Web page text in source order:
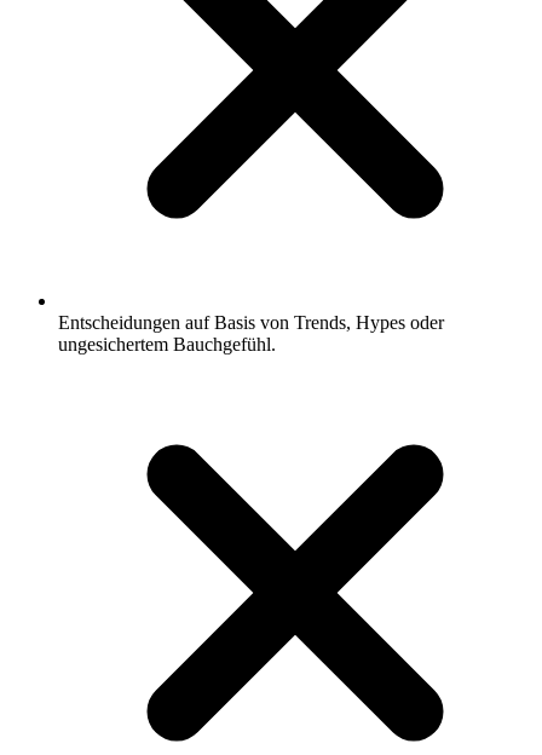
Entscheidungen auf Basis von Trends, Hypes oder
ungesichertem Bauchgefühl.